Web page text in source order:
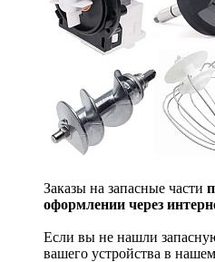
Заказы на запасные части
оформлении через
Если вы не нашли
вашего устройства в